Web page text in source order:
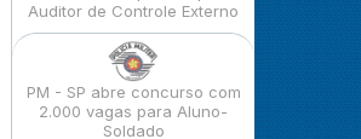
Auditor de Controle Externo
PM - SP abre concurso com
2.000 vagas para Aluno-
Soldado